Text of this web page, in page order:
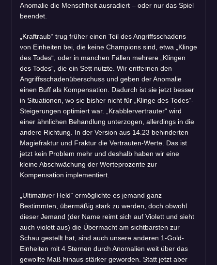
Anomalie die Menschheit ausradiert – oder nur das Spiel
beendet.
„Kraftraub“ trug früher einen Teil des Angriffsschadens
von Einheiten bei, die keine Champions sind, etwa „Klinge
des Todes“, oder in manchen Fällen mehrere „Klingen
des Todes“, die ein Sett nutzte. Wir entfernen den
Angriffsschadenüberschuss und geben der Anomalie
einen Buff als Kompensation. Dadurch ist sie jetzt besser
in Situationen, wo sie bisher nicht für „Klinge des Todes“-
Steigerungen optimiert war. „Krabblervertrauter“ wird
einer ähnlichen Behandlung unterzogen, allerdings in die
andere Richtung. In der Version aus 14.23 behinderten
Magiefraktur und Fraktur die Vertrauten-Werte. Das ist
jetzt kein Problem mehr und deshalb haben wir eine
kleine Abschwächung der Werteprozente zur
Kompensation implementiert.
„Ultimativer Held“ ermöglichte es jemand ganz
Bestimmten, übermäßig stark zu werden, doch obwohl
dieser Jemand (der Name reimt sich auf Violett und sieht
auch violett aus) die Übermacht am sichtbarsten zur
Schau gestellt hat, sind auch unsere anderen 1-Gold-
Einheiten mit 4 Sternen durch Anomalien weit über das
gewollte Maß hinaus stärker geworden. Statt jetzt aber